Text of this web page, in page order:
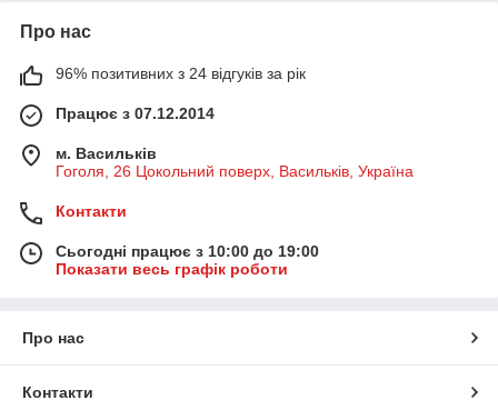
Про нас
96% позитивних з 24 відгуків за рік
Працює з 07.12.2014
м. Васильків
Гоголя, 26 Цокольний поверх, Васильків, Україна
Контакти
Сьогодні працює з 10:00 до 19:00
Показати весь графік роботи
Про нас
Контакти